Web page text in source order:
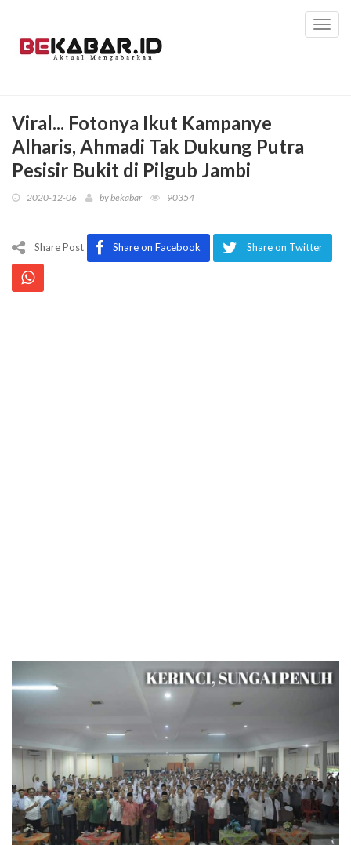
Viral... Fotonya Ikut Kampanye
Alharis, Ahmadi Tak Dukung Putra
Pesisir Bukit di Pilgub Jambi
2020-12-06 bybekabar 90354
Share Post Share on Facebook Share on Twitter